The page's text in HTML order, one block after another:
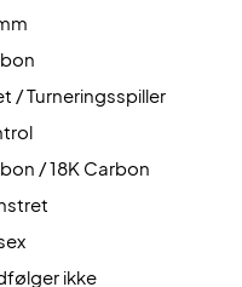
fremmer
og kraftoverførslen.
som øger
'luftkanalen' i
og
/ Turneringsspiller
/ 18K Carbon
ikke